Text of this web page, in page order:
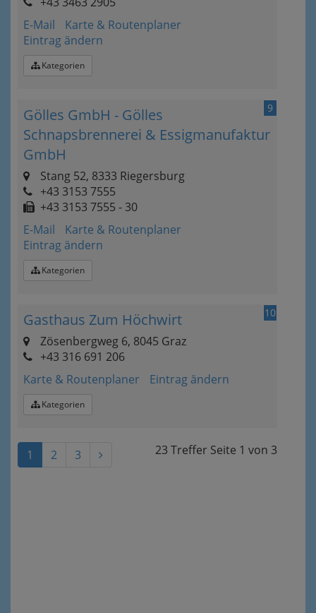
E-Mail
Karte & Routenplaner
Eintrag ändern
Kategorien
9
Gölles GmbH - Gölles
Schnapsbrennerei & Essigmanufaktur
GmbH
Stang 52, 8333 Riegersburg
+43 3153 7555
+43 3153 7555 - 30
E-Mail
Karte & Routenplaner
Eintrag ändern
Kategorien
10
Gasthaus Zum Höchwirt
Zösenbergweg 6, 8045 Graz
+43 316 691 206
Karte & Routenplaner
Eintrag ändern
Kategorien
23 Treffer Seite 1 von 3
1 2 3